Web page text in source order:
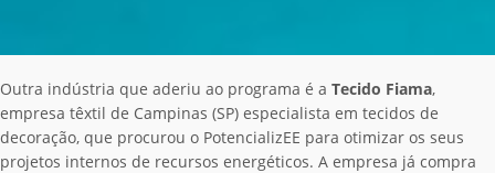
Outra indústria que aderiu ao programa é a Tecido Fiama,
empresa têxtil de Campinas (SP) especialista em tecidos de
decoração, que procurou o PotencializEE para otimizar os seus
projetos internos de recursos energéticos. A empresa já compra